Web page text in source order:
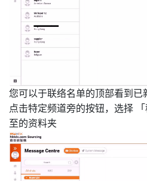
您可以于联络名单的顶部看到已
点击特定频道旁的按钮，选择
至的资料夹